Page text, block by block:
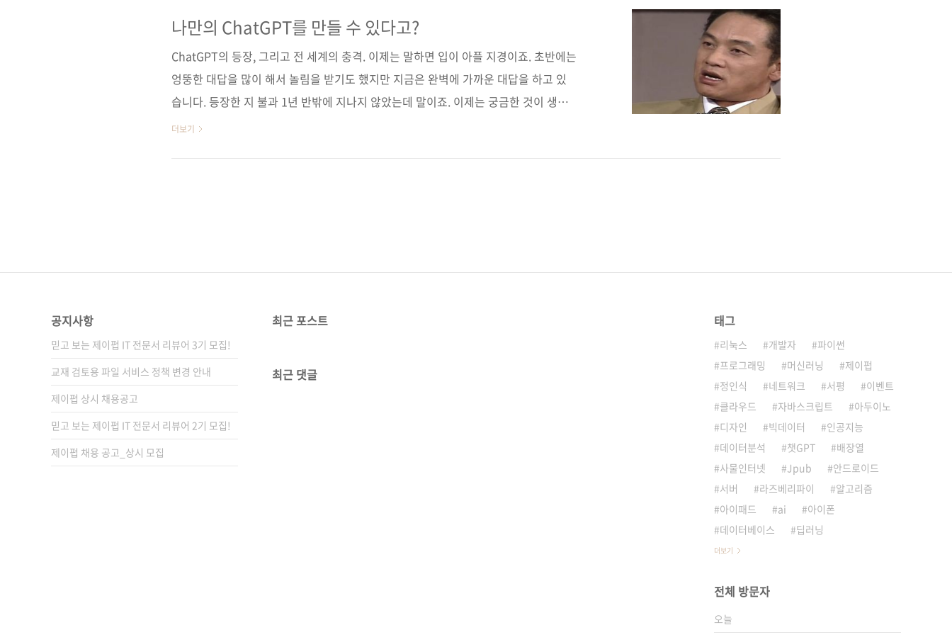
필수인 시대에서 최강의 무기인 OpenAI API를 제대로 활용해보자. 도서구매 사이트
나만의 ChatGPT를 만들 수 있다고?
ChatGPT의 등장, 그리고 전 세계의 충격. 이제는 말하면 입이 아플 지경이죠. 초반에는
엉뚱한 대답을 많이 해서 놀림을 받기도 했지만 지금은 완벽에 가까운 대답을 하고 있
습니다. 등장한 지 불과 1년 반밖에 지나지 않았는데 말이죠. 이제는 궁금한 것이 생기
면 포털 검색이 아니라 ChatGPT를 이용한다는 말도 나왔습니다. 물론 아직 포털 검색
더보기
공지사항
믿고 보는 제이펍 IT 전문서 리뷰어 3기 모집!
교재 검토용 파일 서비스 정책 변경 안내
제이펍 상시 채용공고
믿고 보는 제이펍 IT 전문서 리뷰어 2기 모집!
제이펍 채용 공고_상시 모집
최근 포스트
최근 댓글
태그
리눅스 개발자
파이썬
프로그래밍
머신러닝
제이펍
정인식
네트워크 서평
이벤트
클라우드
자바스크립트
아두이노
디자인
빅데이터
인공지능
데이터분석
챗GPT
배장열
사물인터넷
Jpub
안드로이드
서버
라즈베리파이
알고리즘
아이패드
ai
아이폰
데이터베이스
딥러닝
더보기
전체 방문자
오늘